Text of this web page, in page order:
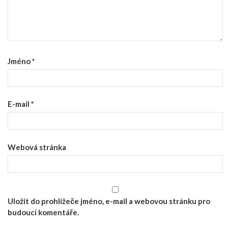
Jméno*
E-mail *
Webová stránka
Uložit do prohlížeče jméno, e-mail a webovou stránku pro
budoucí komentáře.